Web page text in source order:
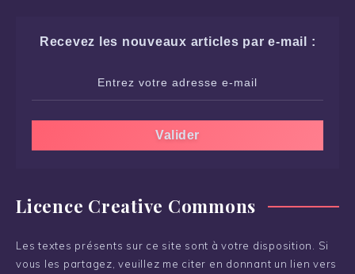
Recevez les nouveaux articles par e-mail :
Licence Creative Commons
Les textes présents sur ce site sont à votre disposition. Si
vous les partagez, veuillez me citer en donnant un lien vers